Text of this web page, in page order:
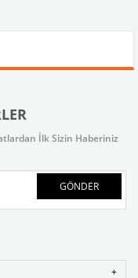
İlk Sizin Haberiniz
GÖNDER